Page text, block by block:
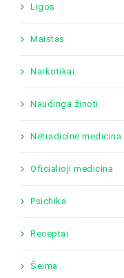
Ligos
Maistas
Narkotikai
Naudinga žinoti
Netradicinė medicina
Oficialioji medicina
Psichika
Receptai
Šeima